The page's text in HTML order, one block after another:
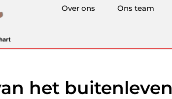
Over ons Ons team
het buitenleven